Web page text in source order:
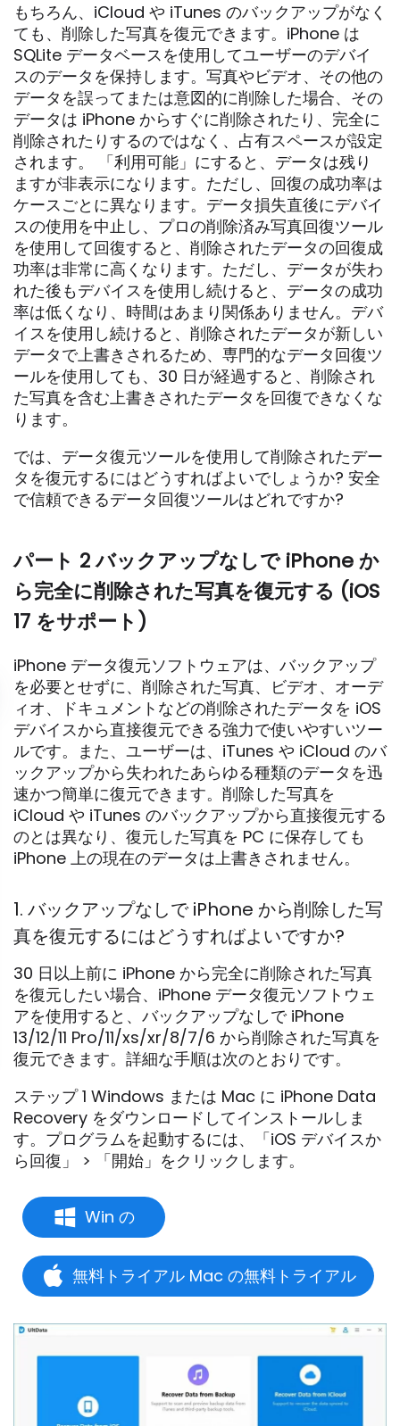
もちろん、iCloud や iTunes のバックアップがなく
ても、削除した写真を復元できます。iPhone は
SQLite データベースを使用してユーザーのデバイ
スのデータを保持します。写真やビデオ、その他の
データを誤ってまたは意図的に削除した場合、その
データは iPhone からすぐに削除されたり、完全に
削除されたりするのではなく、占有スペースが設定
されます。 「利用可能」にすると、データは残り
ますが非表示になります。ただし、回復の成功率は
ケースごとに異なります。データ損失直後にデバイ
スの使用を中止し、プロの削除済み写真回復ツール
を使用して回復すると、削除されたデータの回復成
功率は非常に高くなります。ただし、データが失わ
れた後もデバイスを使用し続けると、データの成功
率は低くなり、時間はあまり関係ありません。デバ
イスを使用し続けると、削除されたデータが新しい
データで上書きされるため、専門的なデータ回復ツ
ールを使用しても、30 日が経過すると、削除され
た写真を含む上書きされたデータを回復できなくな
ります。
では、データ復元ツールを使用して削除されたデー
タを復元するにはどうすればよいでしょうか? 安全
で信頼できるデータ回復ツールはどれですか?
パート 2 バックアップなしで iPhone か
ら完全に削除された写真を復元する (iOS
17 をサポート)
iPhone データ復元ソフトウェアは、バックアップ
を必要とせずに、削除された写真、ビデオ、オーデ
ィオ、ドキュメントなどの削除されたデータを iOS
デバイスから直接復元できる強力で使いやすいツー
ルです。また、ユーザーは、iTunes や iCloud のバ
ックアップから失われたあらゆる種類のデータを迅
速かつ簡単に復元できます。削除した写真を
iCloud や iTunes のバックアップから直接復元する
のとは異なり、復元した写真を PC に保存しても
iPhone 上の現在のデータは上書きされません。
1. バックアップなしで iPhone から削除した写
真を復元するにはどうすればよいですか?
30 日以上前に iPhone から完全に削除された写真
を復元したい場合、iPhone データ復元ソフトウェ
アを使用すると、バックアップなしで iPhone
13/12/11 Pro/11/xs/xr/8/7/6 から削除された写真を
復元できます。詳細な手順は次のとおりです。
ステップ 1 Windows または Mac に iPhone Data
Recovery をダウンロードしてインストールしま
す。プログラムを起動するには、「iOS デバイスか
ら回復」 > 「開始」をクリックします。
Win の
無料トライアル Mac の無料トライアル